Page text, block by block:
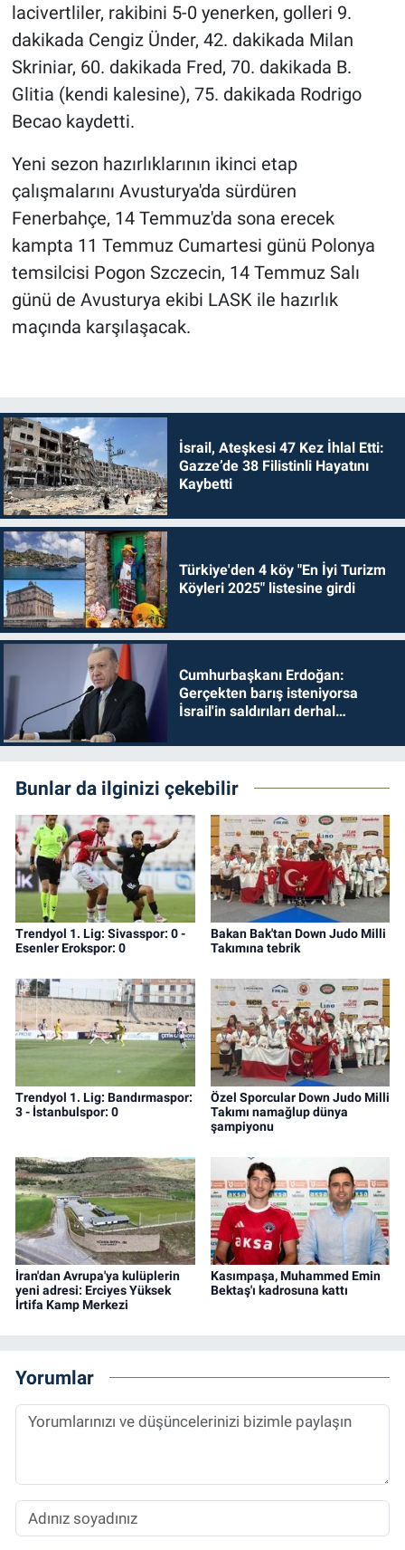
lacivertliler, rakibini 5-0 yenerken, golleri 9.
dakikada Cengiz Ünder, 42. dakikada Milan
Skriniar, 60. dakikada Fred, 70. dakikada B.
Glitia (kendi kalesine), 75. dakikada Rodrigo
Becao kaydetti.
Yeni sezon hazırlıklarının ikinci etap
çalışmalarını Avusturya'da sürdüren
Fenerbahçe, 14 Temmuz'da sona erecek
kampta 11 Temmuz Cumartesi günü Polonya
temsilcisi Pogon Szczecin, 14 Temmuz Salı
günü de Avusturya ekibi LASK ile hazırlık
maçında karşılaşacak.
İsrail, Ateşkesi 47 Kez İhlal Etti:
Gazze’de 38 Filistinli Hayatını
Kaybetti
Türkiye'den 4 köy "En İyi Turizm
Köyleri 2025" listesine girdi
Cumhurbaşkanı Erdoğan:
Gerçekten barış isteniyorsa
İsrail'in saldırıları derhal
Bunlar da ilginizi çekebilir
Trendyol 1. Lig: Sivasspor: 0 -
Esenler Erokspor: 0
Bakan Bak'tan Down Judo Milli
Takımına tebrik
Trendyol 1. Lig: Bandırmaspor:
3 - İstanbulspor: 0
Özel Sporcular Down Judo Milli
Takımı namağlup dünya
şampiyonu
İran'dan Avrupa'ya kulüplerin
yeni adresi: Erciyes Yüksek
İrtifa Kamp Merkezi
Kasımpaşa, Muhammed Emin
Bektaş'ı kadrosuna kattı
Yorumlar